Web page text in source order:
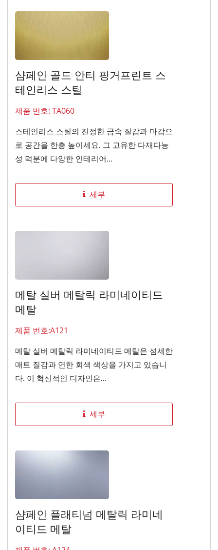
샴페인 골드 안티 핑거프린트 스
테인리스 스틸
제품 번호: TA060
스테인리스 스틸의 진정한 금속 질감과 마감으
로 공간을 한층 높이세요. 그 고유한 다재다능
성 덕분에 다양한 인테리어...
세부
메탈 실버 메탈릭 라미네이티드
메탈
제품 번호:A121
메탈 실버 메탈릭 라미네이티드 메탈은 섬세한
매트 질감과 연한 회색 색상을 가지고 있습니
다. 이 혁신적인 디자인은...
세부
샴페인 플래티넘 메탈릭 라미네
이티드 메탈